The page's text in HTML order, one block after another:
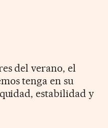
del verano, el
tenga en su
estabilidad y